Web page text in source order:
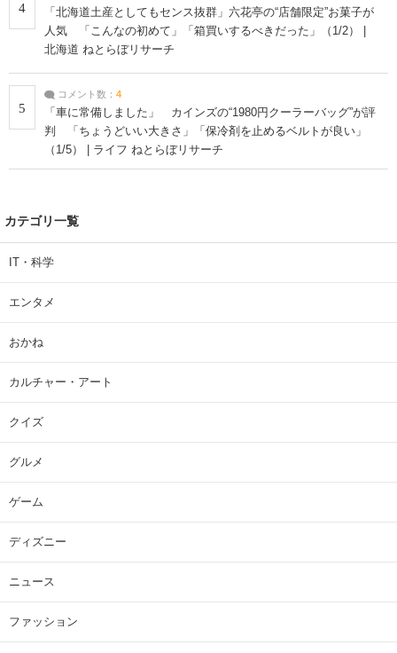
4
「北海道土産としてもセンス抜群」六花亭の“店舗限定”お菓子が
人気 「こんなの初めて」「箱買いするべきだった」（1/2） |
北海道 ねとらぼリサーチ
5
コメント数： 4
「車に常備しました」 カインズの“1980円クーラーバッグ”が評
判 「ちょうどいい大きさ」「保冷剤を止めるベルトが良い」
（1/5） | ライフ ねとらぼリサーチ
カテゴリ一覧
IT・科学
エンタメ
おかね
カルチャー・アート
クイズ
グルメ
ゲーム
ディズニー
ニュース
ファッション